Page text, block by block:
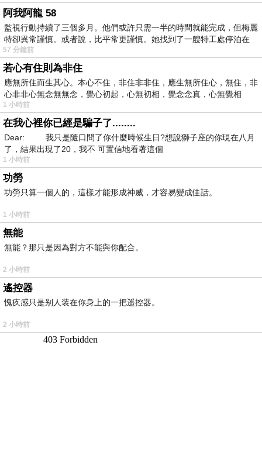
阿我阿龍 58
監視行動持續了三個多月。他們或許只需一半的時間就能完成，但梅麗
特卻異常謹慎。或者說，比平常更謹慎。她找到了一艘特工處停泊在
57 分鐘前
若心有住則為非住
應無所住而生其心。本心不住，非住非非住，應生無所住心，無住，非
心非非心無念無無念，覺心初起，心無初相，覺念念真，心無覺相
1 小時前
在我心裡你已經是騙子了........
Dear: 我只是隨口問了你什麼時候生日?想說獅子座的你現在八月
了，結果出現了20，我不 可置信地看著這個
1 小時前
功勞
功勞只算一個人的，這樣才能形成神威，才容易變成佳話。
1 小時前
無能
無能？那只是因為對方不能與你配合。
2 小時前
遙控器
愧疚感只是别人装在你身上的一把遥控器。
2 小時前